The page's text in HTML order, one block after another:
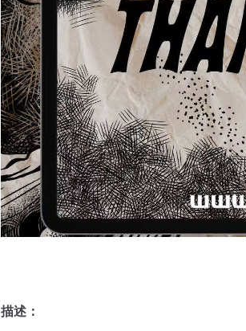
描述：